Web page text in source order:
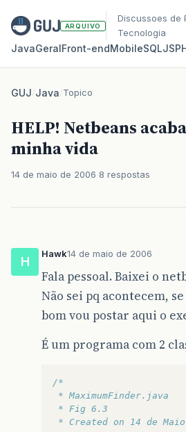
ARQUIVO
Discussoes de
Tecnologia
JavaGeralFront‑endMobileSQLJS
GUJ/Java/Topico
HELP! Netbeans
minha vida
14 de maio de 2006 8 respostas
H
Hawk14 de maio de 2006
Fala pessoal. Baixei o
Não sei pq acontecem,
bom vou postar aqui o
É um programa com 2
/*
* MaximumFinder.java
* Fig 6.3
* Created on 14 de